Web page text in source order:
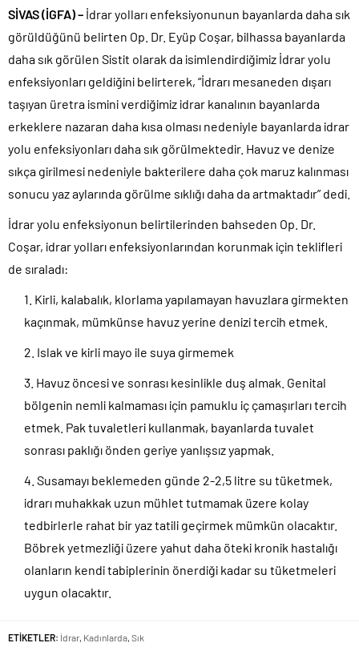
SİVAS (İGFA) – İdrar yolları enfeksiyonunun bayanlarda daha sık
görüldüğünü belirten Op. Dr. Eyüp Coşar, bilhassa bayanlarda
daha sık görülen Sistit olarak da isimlendirdiğimiz İdrar yolu
enfeksiyonları geldiğini belirterek, “İdrarı mesaneden dışarı
taşıyan üretra ismini verdiğimiz idrar kanalının bayanlarda
erkeklere nazaran daha kısa olması nedeniyle bayanlarda idrar
yolu enfeksiyonları daha sık görülmektedir. Havuz ve denize
sıkça girilmesi nedeniyle bakterilere daha çok maruz kalınması
sonucu yaz aylarında görülme sıklığı daha da artmaktadır” dedi.
İdrar yolu enfeksiyonun belirtilerinden bahseden Op. Dr.
Coşar, idrar yolları enfeksiyonlarından korunmak için teklifleri
de sıraladı:
Kirli, kalabalık, klorlama yapılamayan havuzlara girmekten
kaçınmak, mümkünse havuz yerine denizi tercih etmek.
Islak ve kirli mayo ile suya girmemek
Havuz öncesi ve sonrası kesinlikle duş almak. Genital
bölgenin nemli kalmaması için pamuklu iç çamaşırları tercih
etmek. Pak tuvaletleri kullanmak, bayanlarda tuvalet
sonrası paklığı önden geriye yanlışsız yapmak.
Susamayı beklemeden günde 2-2,5 litre su tüketmek,
idrarı muhakkak uzun mühlet tutmamak üzere kolay
tedbirlerle rahat bir yaz tatili geçirmek mümkün olacaktır.
Böbrek yetmezliği üzere yahut daha öteki kronik hastalığı
olanların kendi tabiplerinin önerdiği kadar su tüketmeleri
uygun olacaktır.
ETİKETLER: İdrar Kadınlarda Sık